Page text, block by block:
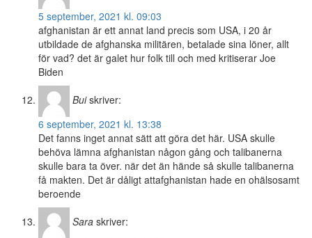
5 september, 2021 kl. 09:03
afghanistan är ett annat land precis som USA, i 20 år
utbildade de afghanska militären, betalade sina löner, allt
för vad? det är galet hur folk till och med kritiserar Joe
Biden
Bui skriver:
6 september, 2021 kl. 13:38
Det fanns inget annat sätt att göra det här. USA skulle
behöva lämna afghanistan någon gång och talibanerna
skulle bara ta över. när det än hände så skulle talibanerna
få makten. Det är dåligt attafghanistan hade en ohälsosamt
beroende
Sara skriver: